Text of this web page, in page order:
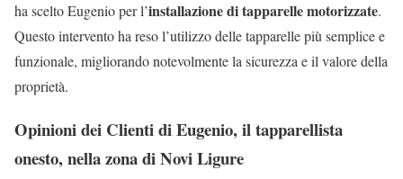
ha scelto Eugenio per l’installazione di tapparelle motorizzate.
Questo intervento ha reso l’utilizzo delle tapparelle più semplice e
funzionale, migliorando notevolmente la sicurezza e il valore della
proprietà.
Opinioni dei Clienti di Eugenio, il tapparellista
onesto, nella zona di Novi Ligure